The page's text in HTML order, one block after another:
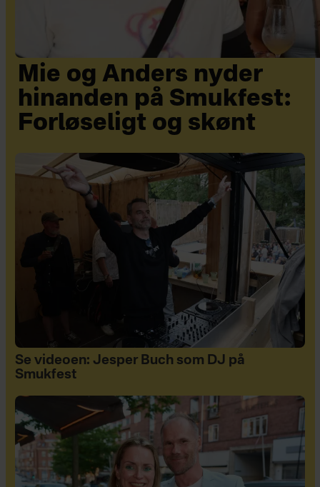
Mie og Anders nyder
hinanden på Smukfest:
Forløseligt og skønt
Se videoen: Jesper Buch som DJ på
Smukfest